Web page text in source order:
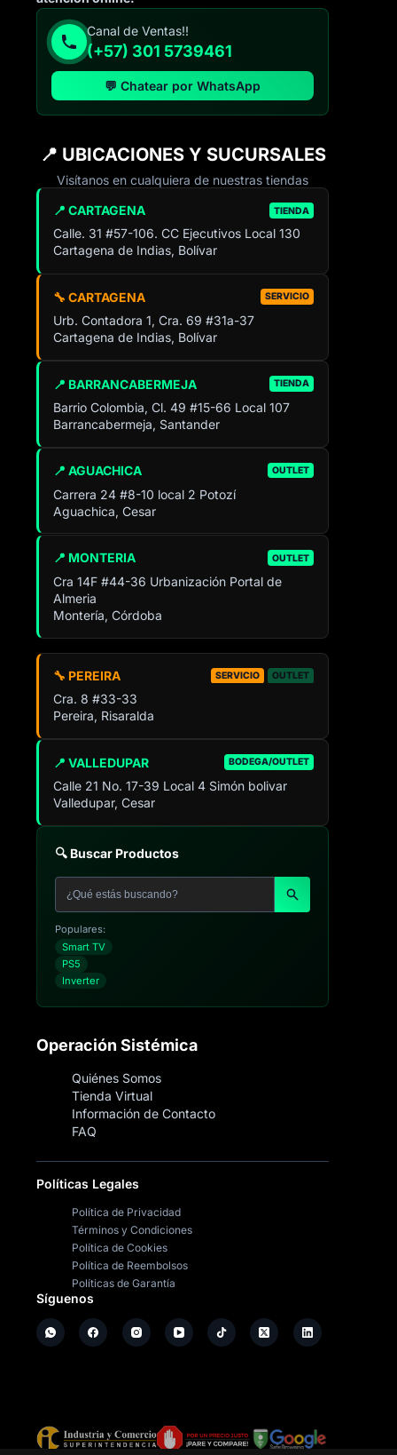
Canal de Ventas!!
(+57) 301 5739461
💬 Chatear por WhatsApp
📍 UBICACIONES Y SUCURSALES
Visítanos en cualquiera de nuestras tiendas
📍 CARTAGENA TIENDA
Calle. 31 #57-106. CC Ejecutivos Local 130
Cartagena de Indias, Bolívar
🔧 CARTAGENA SERVICIO
Urb. Contadora 1, Cra. 69 #31a-37
Cartagena de Indias, Bolívar
📍 BARRANCABERMEJA TIENDA
Barrio Colombia, Cl. 49 #15-66 Local 107
Barrancabermeja, Santander
📍 AGUACHICA OUTLET
Carrera 24 #8-10 local 2 Potozí
Aguachica, Cesar
📍 MONTERIA OUTLET
Cra 14F #44-36 Urbanización Portal de
Almeria
Montería, Córdoba
📍 VALLEDUPAR BODEGA/OUTLET
Calle 21 No. 17-39 Local 4 Simón bolivar
Valledupar, Cesar
🔧 PEREIRA SERVICIO OUTLET
Cra. 8 #33-33
Pereira, Risaralda
🔍 Buscar Productos
Populares:
Smart TV
PS5
Inverter
Operación Sistémica
Quiénes Somos
Tienda Virtual
Información de Contacto
FAQ
Políticas Legales
Política de Privacidad
Términos y Condiciones
Política de Cookies
Política de Reembolsos
Políticas de Garantía
Síguenos